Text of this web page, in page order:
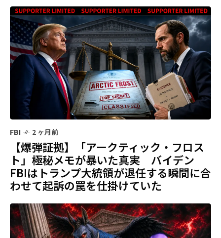
FBI 2 ヶ月前
【爆弾証拠】「アークティック・フロス
ト」極秘メモが暴いた真実 バイデン
FBIはトランプ大統領が退任する瞬間に合
わせて起訴の罠を仕掛けていた